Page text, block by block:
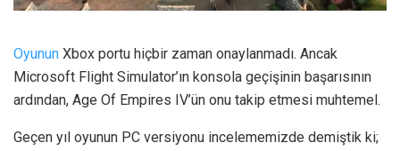
Oyunun Xbox portu hiçbir zaman onaylanmadı. Ancak
Microsoft Flight Simulator’ın konsola geçişinin başarısının
ardından, Age Of Empires IV’ün onu takip etmesi muhtemel.
Geçen yıl oyunun PC versiyonu incelememizde demiştik ki;